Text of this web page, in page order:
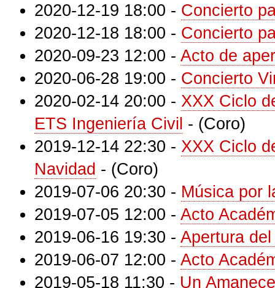
2020-12-19 18:00 - Concierto
2020-12-18 18:00 - Concierto
2020-09-23 12:00 - Acto de
2020-06-28 19:00 - Concierto
2020-02-14 20:00 - XXX Ciclo
ETS Ingeniería Civil - (Coro)
2019-12-14 22:30 - XXX Ciclo
Navidad - (Coro)
2019-07-06 20:30 - Música por
2019-07-05 12:00 - Acto
2019-06-16 19:30 - Apertura
2019-06-07 12:00 - Acto
2019-05-18 11:30 - Un